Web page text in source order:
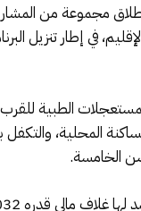
هيكل، صباح يوم الإثنين 28
في إطار تنزيل
الطبية
للساكنة المحلية،